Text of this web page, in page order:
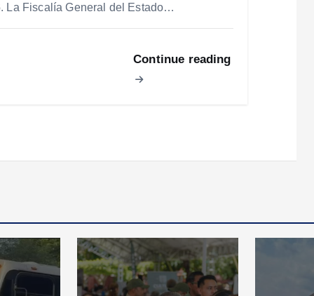
La Fiscalía General del Estado…
Continue reading